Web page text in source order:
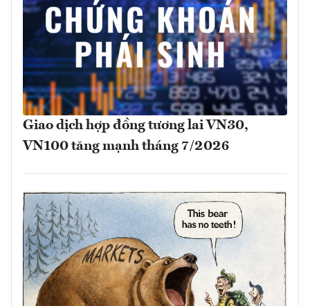
Giao dịch hợp đồng tương lai VN30,
VN100 tăng mạnh tháng 7/2026